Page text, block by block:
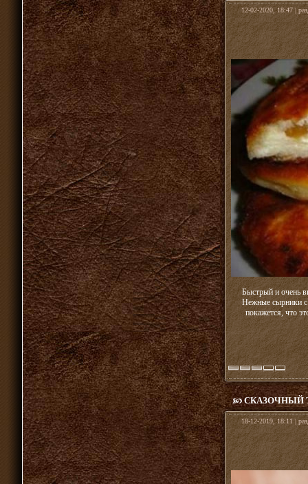
12-02-2020, 18:47 |
Быстрый и очень
Нежные сырники
покажется, что
СКАЗОЧНЫЙ
18-12-2019, 18:11 |